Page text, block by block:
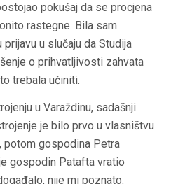
pokušaj da se procjena
rastegne. Bila sam
u slučaju da Studija
o prihvatljivosti zahvata
trebala učiniti.
u Varaždinu, sadašnji
je bilo prvo u vlasništvu
potom gospodina Petra
gospodin Patafta vratio
nije mi poznato.